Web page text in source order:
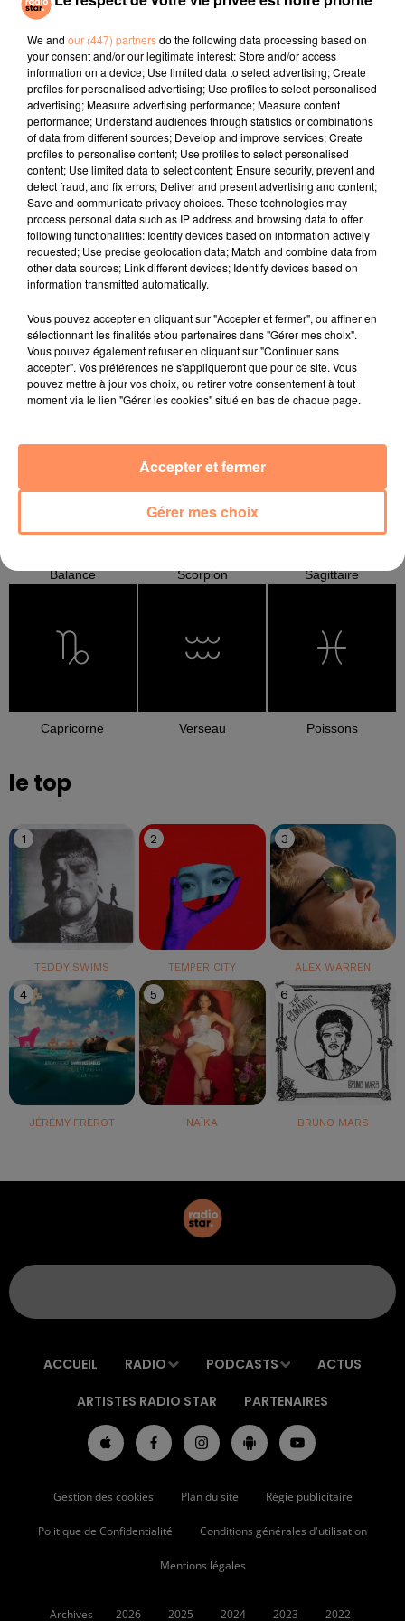
Anxiety Heartbreaker
l'horoscope
Bélier Taureau Gémeaux
Balance Scorpion Sagittaire
Capricorne Verseau Poissons
le top
1
TEDDY SWIMS
2
TEMPER CITY
3
ALEX WARREN
4
JÉRÉMY FREROT
5
NAÏKA
6
BRUNO MARS
ACCUEIL RADIO PODCASTS ACTUS
ARTISTES RADIO STAR PARTENAIRES
Gestion des cookies Plan du site Régie publicitaire
Politique de Confidentialité Conditions générales d'utilisation
Mentions légales
Archives 2026 2025 2024 2023 2022
We and our (447) partnersdo the following data processing based on
your consent and/or our legitimate interest: Store and/or access
information on a device; Use limited data to select advertising; Create
profiles for personalised advertising; Use profiles to select personalised
advertising; Measure advertising performance; Measure content
performance; Understand audiences through statistics or combinations
of data from different sources; Develop and improve services; Create
profiles to personalise content; Use profiles to select personalised
content; Use limited data to select content; Ensure security, prevent and
detect fraud, and fix errors; Deliver and present advertising and content;
Save and communicate privacy choices. These technologies may
process personal data such as IP address and browsing data to offer
following functionalities: Identify devices based on information actively
requested; Use precise geolocation data; Match and combine data from
other data sources; Link different devices; Identify devices based on
information transmitted automatically.
Vous pouvez accepter en cliquant sur "Accepter et fermer", ou affiner en
sélectionnant les finalités et/ou partenaires dans "Gérer mes choix".
Vous pouvez également refuser en cliquant sur "Continuer sans
accepter". Vos préférences ne s'appliqueront que pour ce site. Vous
pouvez mettre à jour vos choix, ou retirer votre consentement à tout
moment via le lien "Gérer les cookies" situé en bas de chaque page.
Gérer mes choix
Accepter et fermer